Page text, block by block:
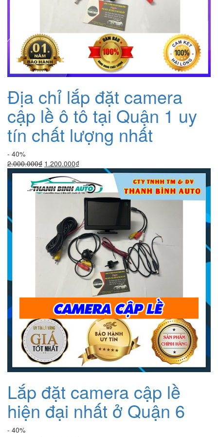
Địa chỉ lắp đặt camera
cập lề ô tô tại Quận 1 uy
tín chất lượng nhất
- 40%
2.000.000₫ Giá
gốc
là:
2.000.000₫.
1.200.000₫Giá
hiện
tại
là:
1.200.000₫.
Lắp đặt camera cập lề
hiện đại nhất ở Quận 6
- 40%